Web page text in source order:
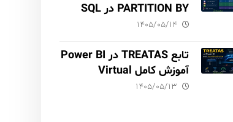
PARTITION BY در SQL
Server آموزش کامل با مثال۱۴۰۵/۰۵/۱۴
تابع TREATAS در Power BI
آموزش کامل Virtual
Relationship،
۱۴۰۵/۰۵/۱۳